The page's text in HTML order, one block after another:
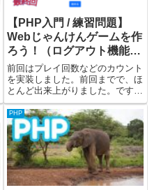
【PHP入門 / 練習問題】
Webじゃんけんゲームを作
ろう！（ログアウト機能実
装）
前回はプレイ回数などのカウント
を実装しました。前回までで、ほ
とんど出来上がりました。です
が、現在のままだとゲームを開始
した後にもゲーム開始画面に戻れ
てしまいます。ゲーム開始後には
ゲーム開始画面に戻れないように
します。戻りたい場合はログアウ
ト...
PHP